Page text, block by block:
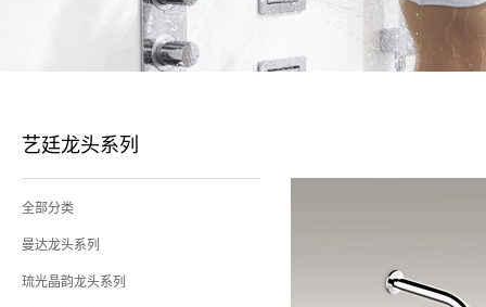
艺廷龙头系列
全部分类
曼达龙头系列
琉光晶韵龙头系列